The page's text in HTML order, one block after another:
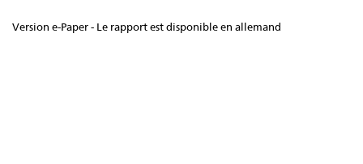
Version e-Paper - Le rapport est disponible en allemand